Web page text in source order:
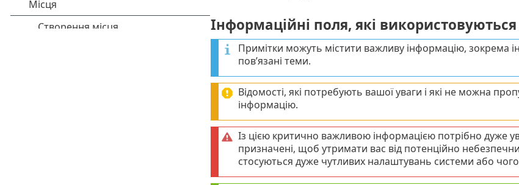
Інформаційні поля, які
Примітки можуть містити важливу інформацію,
пов’язані теми.
Відомості, які потребують вашої уваги і які не можна
інформацію.
Із цією критично важливою інформацією потрібно дуже
призначені, щоб утримати вас від потенційно
стосуються дуже чутливих налаштувань системи або